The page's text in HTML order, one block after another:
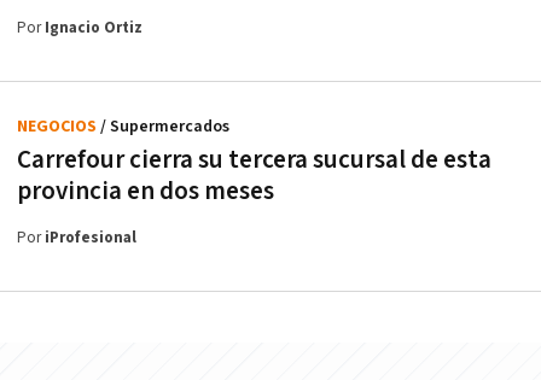
PorIgnacio Ortiz
Carrefour cierra su tercera sucursal de esta
provincia en dos meses
NEGOCIOS / Supermercados
PoriProfesional